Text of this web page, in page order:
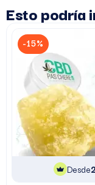
Esto podría
Desde
-15%